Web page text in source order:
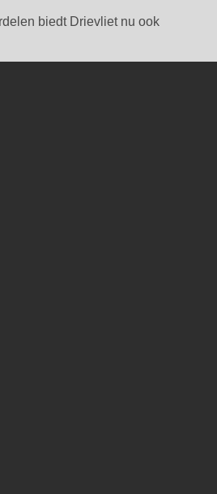
biedt Drievliet nu ook